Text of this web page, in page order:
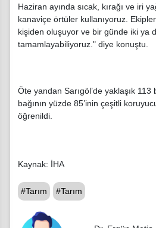
Haziran ayında sıcak, kırağı ve iri
kanaviçe örtüler kullanıyoruz.
kişiden oluşuyor ve bir günde iki ya
tamamlayabiliyoruz." diye konuştu.
Öte yandan Sarıgöl’de yaklaşık 113
bağının yüzde 85’inin çeşitli
öğrenildi.
Kaynak: İHA
#Tarım #Tarım